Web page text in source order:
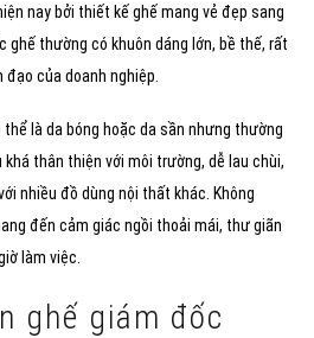
nay bởi thiết kế ghế mang vẻ đẹp sang
ghế thường có khuôn dáng lớn, bề thế, rất
của doanh nghiệp.
là da bóng hoặc da sần nhưng thường
thân thiện với môi trường, dễ lau chùi,
nhiều đồ dùng nội thất khác. Không
đến cảm giác ngồi thoải mái, thư giãn
làm việc.
ghế giám đốc